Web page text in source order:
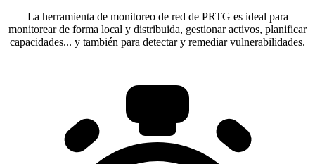
La herramienta de monitoreo de red de PRTG es ideal para
monitorear de forma local y distribuida, gestionar activos, planificar
capacidades... y también para detectar y remediar vulnerabilidades.